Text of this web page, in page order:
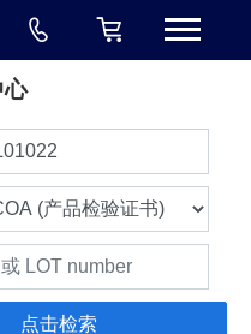
心